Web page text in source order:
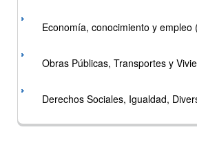
Economía, conocimiento y empleo
Obras Públicas, Transportes y
Derechos Sociales, Igualdad,